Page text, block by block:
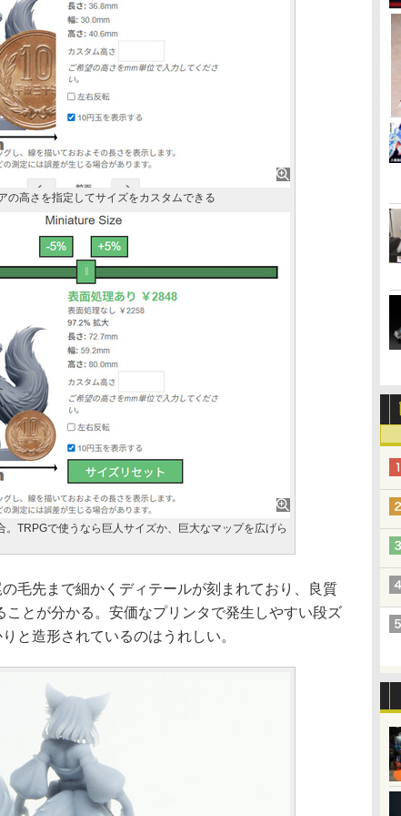
の高さを指定してサイズをカスタムできる
TRPGで使うなら巨人サイズか、巨大なマップを広げら
毛先まで細かくディテールが刻まれており、良質
ことが分かる。安価なプリンタで発生しやすい段ズ
と造形されているのはうれしい。